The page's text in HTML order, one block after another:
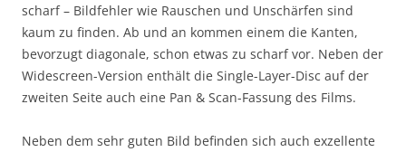
scharf – Bildfehler wie Rauschen und Unschärfen sind
kaum zu finden. Ab und an kommen einem die Kanten,
bevorzugt diagonale, schon etwas zu scharf vor. Neben der
Widescreen-Version enthält die Single-Layer-Disc auf der
zweiten Seite auch eine Pan & Scan-Fassung des Films.
Neben dem sehr guten Bild befinden sich auch exzellente